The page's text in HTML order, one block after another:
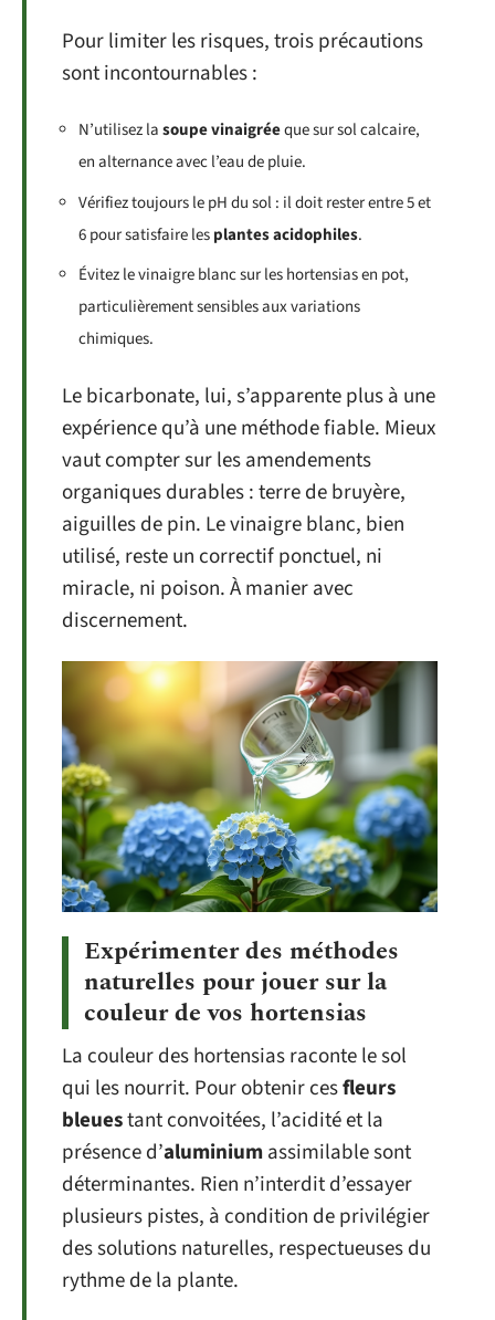
Pour limiter les risques, trois précautions
sont incontournables :
N’utilisez lasoupe vinaigréeque sur sol calcaire,
en alternance avec l’eau de pluie.
Vérifiez toujours le pH du sol : il doit rester entre 5 et
6 pour satisfaire lesplantes acidophiles.
Évitez le vinaigre blanc sur les hortensias en pot,
particulièrement sensibles aux variations
chimiques.
Le bicarbonate, lui, s’apparente plus à une
expérience qu’à une méthode fiable. Mieux
vaut compter sur les amendements
organiques durables : terre de bruyère,
aiguilles de pin. Le vinaigre blanc, bien
utilisé, reste un correctif ponctuel, ni
miracle, ni poison. À manier avec
discernement.
Expérimenter des méthodes
naturelles pour jouer sur la
couleur de vos hortensias
La couleur des hortensias raconte le sol
qui les nourrit. Pour obtenir cesfleurs
bleuestant convoitées, l’acidité et la
présence d’aluminiumassimilable sont
déterminantes. Rien n’interdit d’essayer
plusieurs pistes, à condition de privilégier
des solutions naturelles, respectueuses du
rythme de la plante.